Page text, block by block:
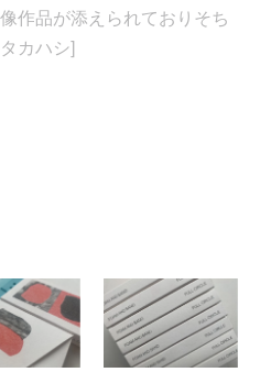
作品が添えられておりそち
カハシ]